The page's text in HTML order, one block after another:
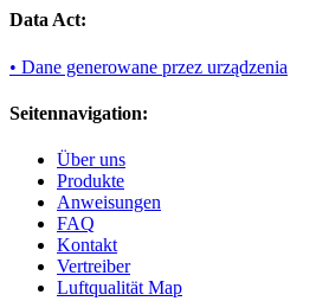
Data Act:
• Dane generowane przez urządzenia
Seitennavigation:
Über uns
Produkte
Anweisungen
FAQ
Kontakt
Vertreiber
Luftqualität Map